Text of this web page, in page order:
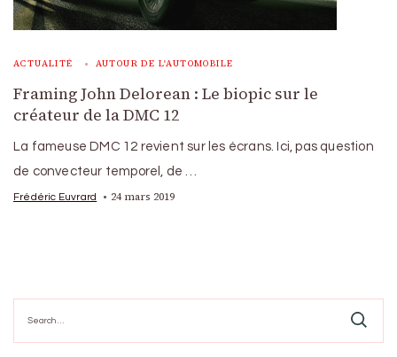
ACTUALITÉ AUTOUR DE L'AUTOMOBILE
Framing John Delorean : Le biopic sur le
créateur de la DMC 12
La fameuse DMC 12 revient sur les écrans. Ici, pas question
de convecteur temporel, de …
Frédéric Euvrard 24 mars 2019
for: